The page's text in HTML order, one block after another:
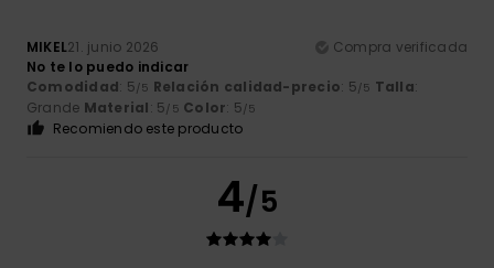
MIKEL21. junio 2026
Compra verificada
No te lo puedo indicar
Comodidad: 5/5 Relación calidad-precio: 5/5 Talla:
Grande Material: 5/5 Color: 5/5
Recomiendo este producto
4/5